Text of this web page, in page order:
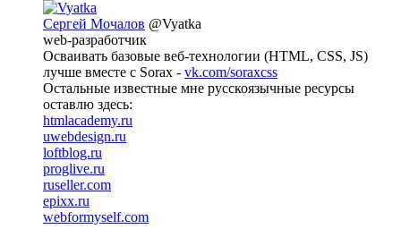
Сергей Мочалов @Vyatka
web-разработчик
Осваивать базовые веб-технологии (HTML, CSS, JS)
лучше вместе с Sorax - vk.com/soraxcss
Остальные известные мне русскоязычные ресурсы
оставлю здесь:
htmlacademy.ru
uwebdesign.ru
loftblog.ru
proglive.ru
ruseller.com
epixx.ru
webformyself.com